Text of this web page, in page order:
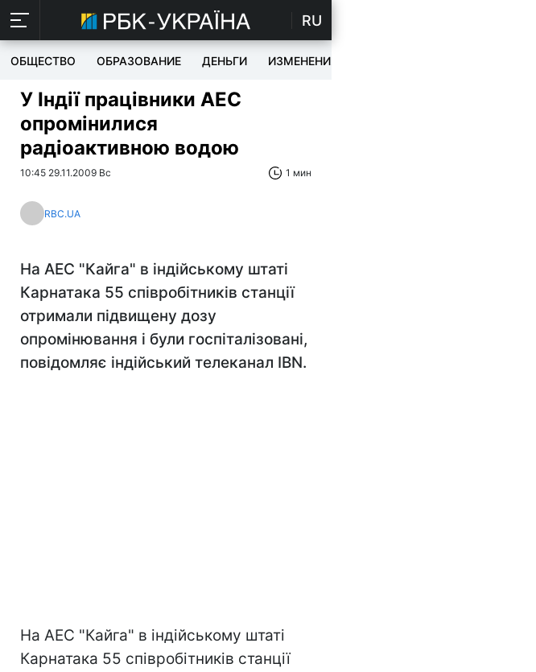
RU
ОБЩЕСТВО ОБРАЗОВАНИЕ ДЕНЬГИ ИЗМЕНЕНИЯ
У Індії працівники АЕС
опромінилися
радіоактивною водою
10:45 29.11.2009 Вс 1 мин
RBC.UA
На АЕС "Кайга" в індійському штаті
Карнатака 55 співробітників станції
отримали підвищену дозу
опромінювання і були госпіталізовані,
повідомляє індійський телеканал IBN.
На АЕС "Кайга" в індійському штаті
Карнатака 55 співробітників станції